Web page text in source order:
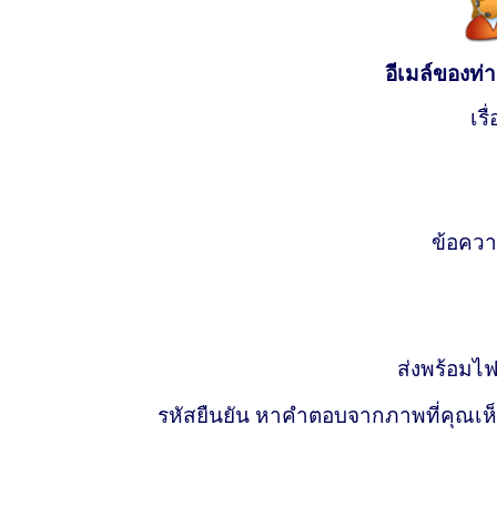
อีเมล์ของท่
เรื่
ข้อคว
ส่งพร้อมไ
รหัสยืนยัน หาคำตอบจากภาพที่คุณเ